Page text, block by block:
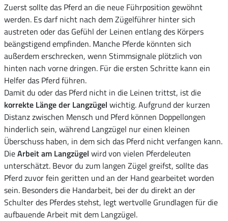
Zuerst sollte das Pferd an die neue Führposition gewöhnt
werden. Es darf nicht nach dem Zügelführer hinter sich
austreten oder das Gefühl der Leinen entlang des Körpers
beängstigend empfinden. Manche Pferde könnten sich
außerdem erschrecken, wenn Stimmsignale plötzlich von
hinten nach vorne dringen. Für die ersten Schritte kann ein
Helfer das Pferd führen.
Damit du oder das Pferd nicht in die Leinen trittst, ist die
korrekte Länge der Langzügel wichtig. Aufgrund der kurzen
Distanz zwischen Mensch und Pferd können Doppellongen
hinderlich sein, während Langzügel nur einen kleinen
Überschuss haben, in dem sich das Pferd nicht verfangen kann.
DieArbeit am Langzügel wird von vielen Pferdeleuten
unterschätzt. Bevor du zum langen Zügel greifst, sollte das
Pferd zuvor fein geritten und an der Hand gearbeitet worden
sein. Besonders die Handarbeit, bei der du direkt an der
Schulter des Pferdes stehst, legt wertvolle Grundlagen für die
aufbauende Arbeit mit dem Langzügel.